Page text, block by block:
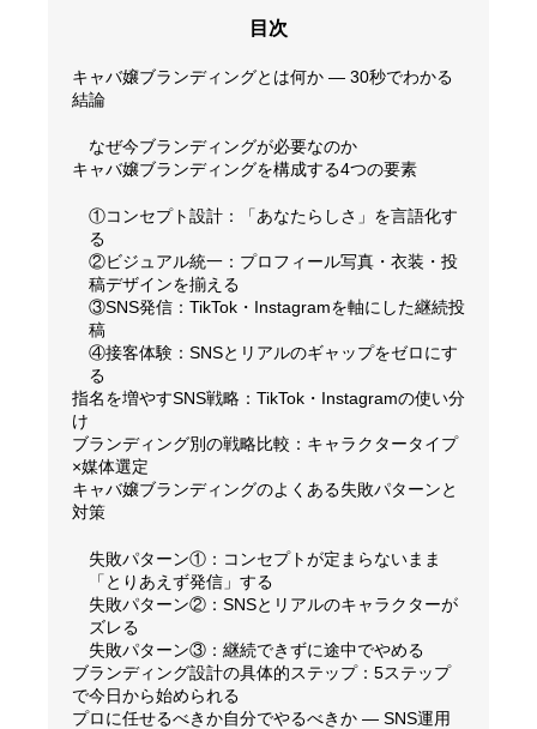
目次
キャバ嬢ブランディングとは何か — 30秒でわかる
結論
なぜ今ブランディングが必要なのか
キャバ嬢ブランディングを構成する4つの要素
①コンセプト設計：「あなたらしさ」を言語化す
る
②ビジュアル統一：プロフィール写真・衣装・投
稿デザインを揃える
③SNS発信：TikTok・Instagramを軸にした継続投
稿
④接客体験：SNSとリアルのギャップをゼロにす
る
指名を増やすSNS戦略：TikTok・Instagramの使い分
け
ブランディング別の戦略比較：キャラクタータイプ
×媒体選定
キャバ嬢ブランディングのよくある失敗パターンと
対策
失敗パターン①：コンセプトが定まらないまま
「とりあえず発信」する
失敗パターン②：SNSとリアルのキャラクターが
ズレる
失敗パターン③：継続できずに途中でやめる
ブランディング設計の具体的ステップ：5ステップ
で今日から始められる
プロに任せるべきか自分でやるべきか — SNS運用